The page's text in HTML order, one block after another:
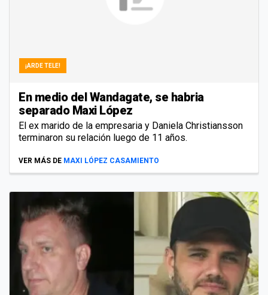
¡ARDE TELE!
En medio del Wandagate, se habria
separado Maxi López
El ex marido de la empresaria y Daniela Christiansson
terminaron su relación luego de 11 años.
VER MÁS DE MAXI LÓPEZ CASAMIENTO